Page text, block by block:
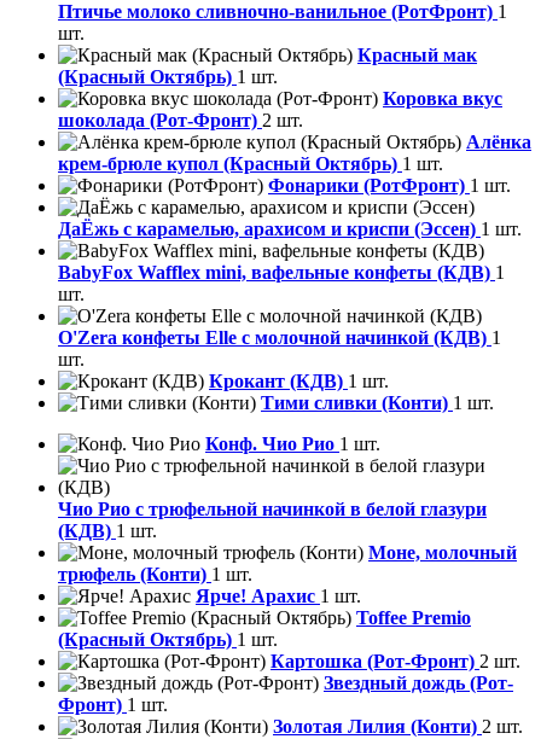
Птичье молоко сливночно-ванильное (РотФронт) 1
шт.
Красный мак
(Красный Октябрь) 1 шт.
Коровка вкус
шоколада (Рот-Фронт) 2 шт.
Алёнка
крем-брюле купол (Красный Октябрь) 1 шт.
Фонарики (РотФронт) 1 шт.
ДаЁжь с карамелью, арахисом и криспи (Эссен) 1 шт.
BabyFox Wafflex mini, вафельные конфеты (КДВ) 1
шт.
O'Zera конфеты Elle с молочной начинкой (КДВ) 1
шт.
Крокант (КДВ) 1 шт.
Тими сливки (Конти) 1 шт.
Конф. Чио Рио 1 шт.
Чио Рио с трюфельной начинкой в белой глазури
(КДВ) 1 шт.
Моне, молочный
трюфель (Конти) 1 шт.
Ярче! Арахис 1 шт.
Toffee Premio
(Красный Октябрь) 1 шт.
Картошка (Рот-Фронт) 2 шт.
Звездный дождь (Рот-
Фронт) 1 шт.
Золотая Лилия (Конти) 2 шт.